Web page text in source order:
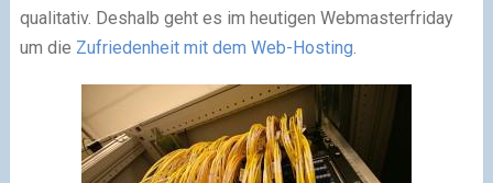
qualitativ. Deshalb geht es im heutigen Webmasterfriday
um die Zufriedenheit mit dem Web-Hosting